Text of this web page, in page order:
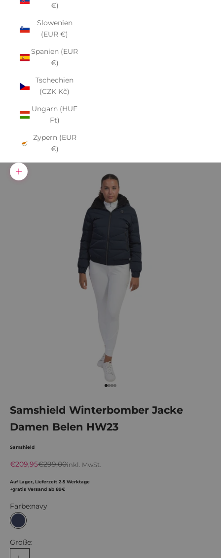
€)
Slowenien
(EUR €)
Spanien (EUR
€)
Tschechien
(CZK Kč)
Ungarn (HUF
Ft)
Zypern (EUR
€)
Bild vergrößern
Gehe zu Element 1
Gehe zu Element 2
Gehe zu Element 3
Gehe zu Element 4
Samshield Winterbomber Jacke
Damen Belen HW23
Samshield
Angebot
€209,95Regulärer Preis
€299,00inkl. MwSt.
Auf Lager, Lieferzeit 2-5 Werktage
+gratis Versand ab 89€
Farbe:navy
navy
Größe: